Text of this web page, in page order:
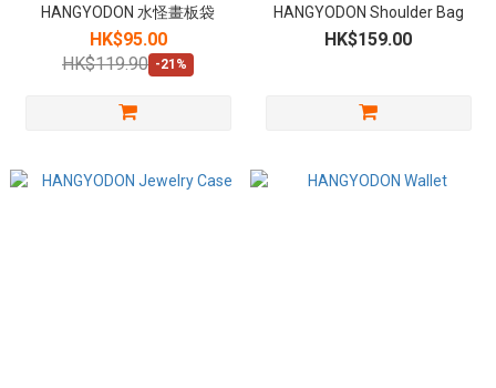
HANGYODON 水怪畫板袋
HK$95.00
HK$119.90 -21%
HANGYODON Shoulder Bag
HK$159.00